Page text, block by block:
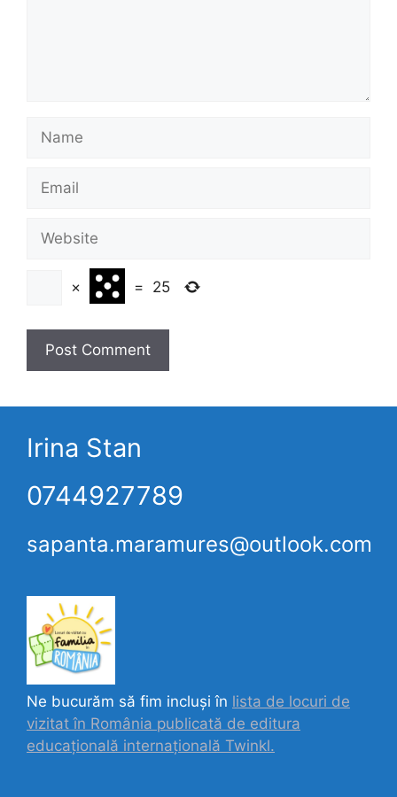
Name
Email
Website
× = 25
Irina Stan
0744927789
sapanta.maramures@outlook.com
Ne bucurăm să fim incluși în lista de locuri de
vizitat în România publicată de editura
educațională internațională Twinkl.